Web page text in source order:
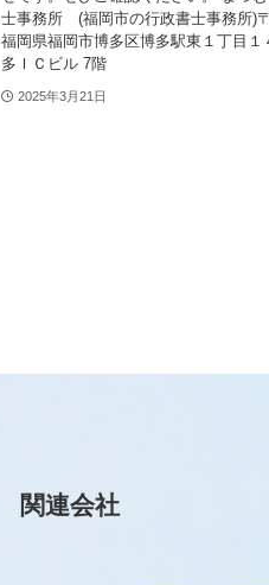
士事務所 (福岡市の行政書士事務所)
福岡県福岡市博多区博多駅東１丁目１
多ＩＣビル 7階
2025年3月21日
関連会社